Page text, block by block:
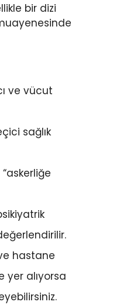
bir dizi
ve vücut
sağlık
hastane
yer alıyorsa